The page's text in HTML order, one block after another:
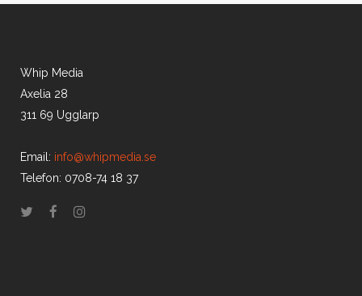
Whip Media
Axelia 28
311 69 Ugglarp
Email: info@whipmedia.se
Telefon: 0708-74 18 37